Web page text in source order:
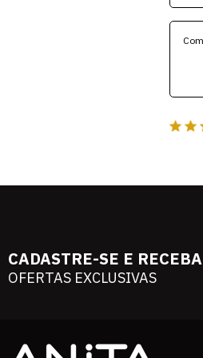
CADASTRE-SE E RECEBA
OFERTAS EXCLUSIVAS